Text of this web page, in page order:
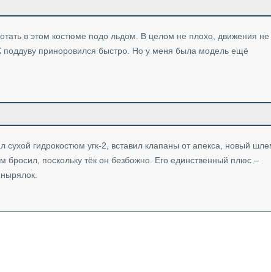
в этом костюме подо льдом. В целом не плохо, движения не
поддуву приноровился быстро. Но у меня была модель ещё
гидрокостюм угк-2, вставил клапаны от апекса, новый
бросил, поскольку тёк он безбожно. Его единственный плюс –